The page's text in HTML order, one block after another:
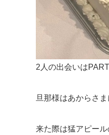
2人の出会いは
旦那様はあからさ
来た際は猛アピー